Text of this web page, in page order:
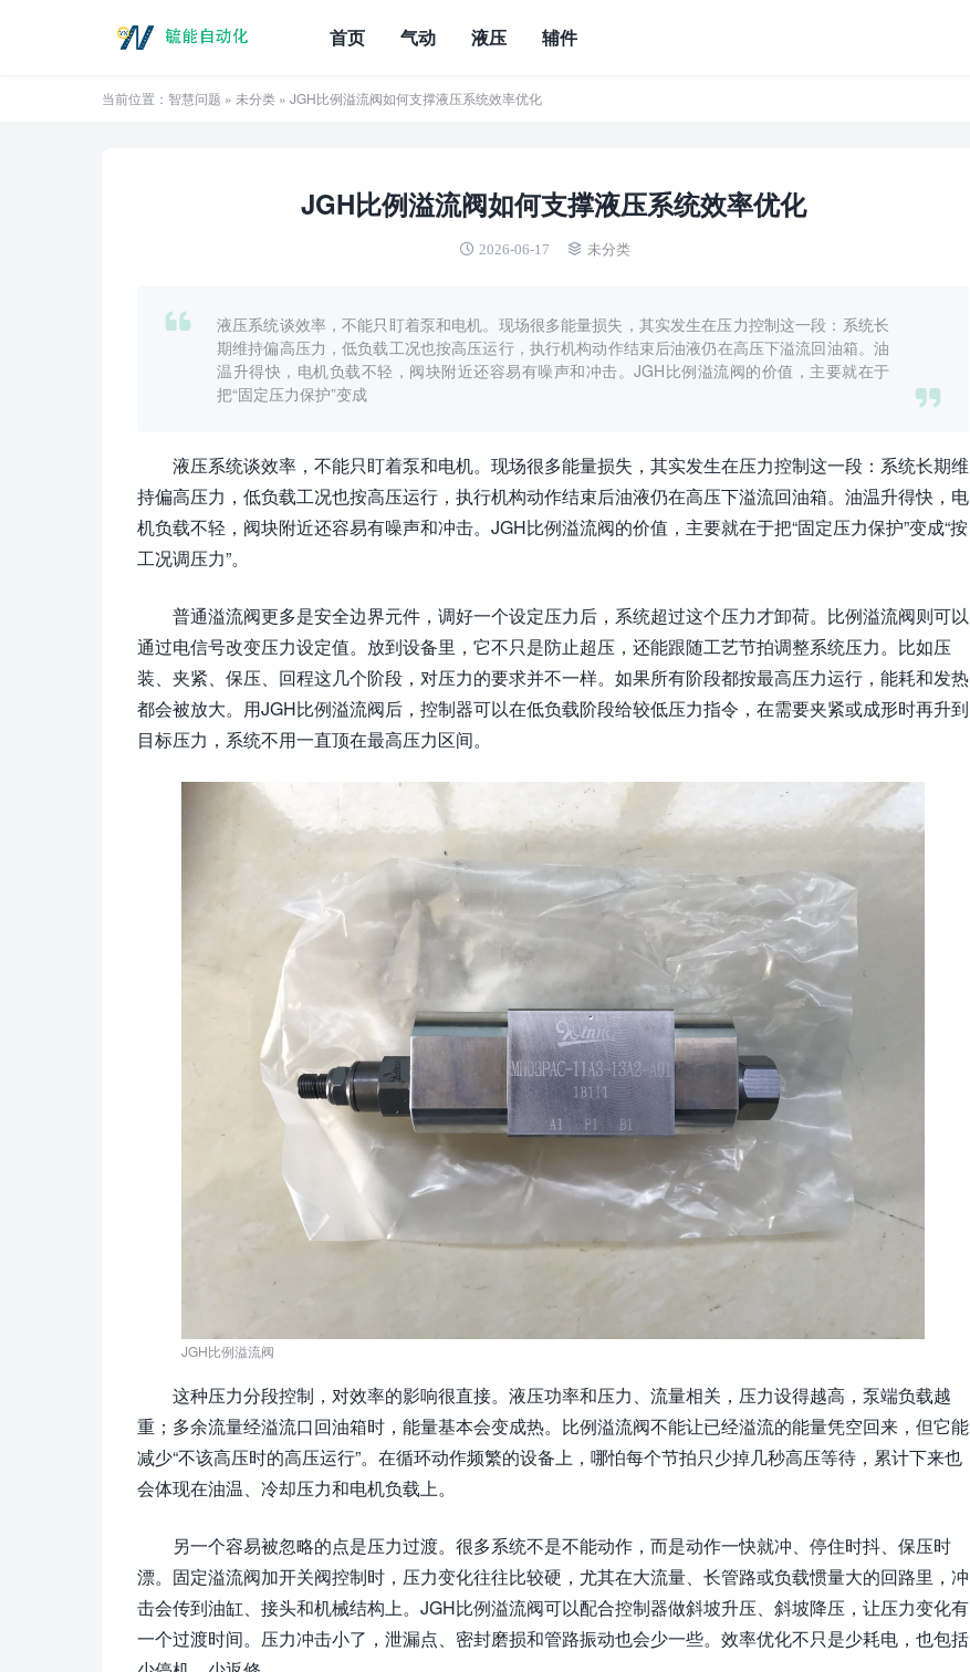
首页 气动 液压 辅件
当前位置： 智慧问题 » 未分类 » JGH比例溢流阀如何支撑液压系统效率优化
JGH比例溢流阀如何支撑液压系统效率优化
2026-06-17 未分类
液压系统谈效率，不能只盯着泵和电机。现场很多能量损失，其实发生在压力控制这一段：系统长
期维持偏高压力，低负载工况也按高压运行，执行机构动作结束后油液仍在高压下溢流回油箱。油
温升得快，电机负载不轻，阀块附近还容易有噪声和冲击。JGH比例溢流阀的价值，主要就在于
把“固定压力保护”变成
液压系统谈效率，不能只盯着泵和电机。现场很多能量损失，其实发生在压力控制这一段：系统长期维
持偏高压力，低负载工况也按高压运行，执行机构动作结束后油液仍在高压下溢流回油箱。油温升得快，电
机负载不轻，阀块附近还容易有噪声和冲击。JGH比例溢流阀的价值，主要就在于把“固定压力保护”变成“按
工况调压力”。
普通溢流阀更多是安全边界元件，调好一个设定压力后，系统超过这个压力才卸荷。比例溢流阀则可以
通过电信号改变压力设定值。放到设备里，它不只是防止超压，还能跟随工艺节拍调整系统压力。比如压
装、夹紧、保压、回程这几个阶段，对压力的要求并不一样。如果所有阶段都按最高压力运行，能耗和发热
都会被放大。用JGH比例溢流阀后，控制器可以在低负载阶段给较低压力指令，在需要夹紧或成形时再升到
目标压力，系统不用一直顶在最高压力区间。
JGH比例溢流阀
这种压力分段控制，对效率的影响很直接。液压功率和压力、流量相关，压力设得越高，泵端负载越
重；多余流量经溢流口回油箱时，能量基本会变成热。比例溢流阀不能让已经溢流的能量凭空回来，但它能
减少“不该高压时的高压运行”。在循环动作频繁的设备上，哪怕每个节拍只少掉几秒高压等待，累计下来也
会体现在油温、冷却压力和电机负载上。
另一个容易被忽略的点是压力过渡。很多系统不是不能动作，而是动作一快就冲、停住时抖、保压时
漂。固定溢流阀加开关阀控制时，压力变化往往比较硬，尤其在大流量、长管路或负载惯量大的回路里，冲
击会传到油缸、接头和机械结构上。JGH比例溢流阀可以配合控制器做斜坡升压、斜坡降压，让压力变化有
一个过渡时间。压力冲击小了，泄漏点、密封磨损和管路振动也会少一些。效率优化不只是少耗电，也包括